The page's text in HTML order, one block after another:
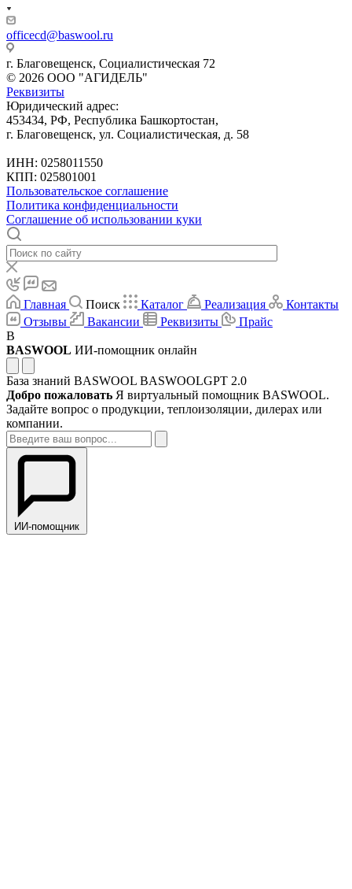
officecd@baswool.ru
г. Благовещенск, Социалистическая 72
© 2026 ООО "АГИДЕЛЬ"
Реквизиты
Юридический адрес:
453434, РФ, Республика Башкортостан,
г. Благовещенск, ул. Социалистическая, д. 58
ИНН: 0258011550
КПП: 025801001
Пользовательское соглашение
Политика конфиденциальности
Соглашение об использовании куки
Главная Поиск Каталог Реализация
Контакты
Отзывы
Вакансии Реквизиты
Прайс
B
BASWOOL ИИ-помощник онлайн
База знаний BASWOOL BASWOOLGPT 2.0
Добро пожаловать Я виртуальный помощник BASWOOL.
Задайте вопрос о продукции, теплоизоляции, дилерах или
компании.
ИИ-помощник